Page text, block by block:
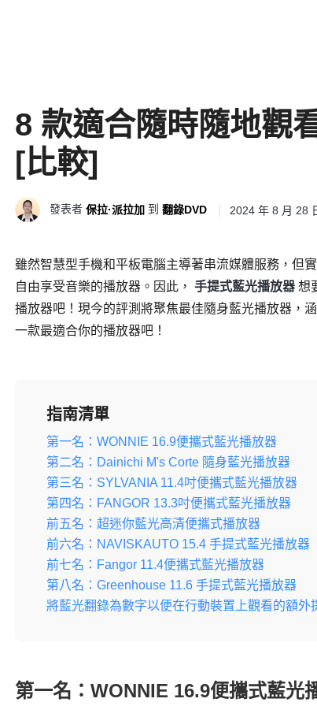
8 款適合隨時隨地觀
[比較]
發表者 保拉·派拉加 到 翻錄DVD 2024 年 8 月 28
雖然智慧型手機和平板電腦主導著串流媒體服務，但
自由享受音樂的播放器。因此， 手提式藍光播放器 想
播放器吧！現今的評測將聚焦最佳隨身藍光播放器，
一款最適合你的播放器吧！
指南清單
第一名：WONNIE 16.9便攜式藍光播放器
第二名：Dainichi M's Corte 隨身藍光播放器
第三名：SYLVANIA 11.4吋便攜式藍光播放器
第四名：FANGOR 13.3吋便攜式藍光播放器
前五名：超迷你藍光高清便攜式播放器
前六名：NAVISKAUTO 15.4 手提式藍光播放器
前七名：Fangor 11.4便攜式藍光播放器
第八名：Greenhouse 11.6 手提式藍光播放器
將藍光翻錄為數字以便在行動裝置上觀看的額外
第一名：WONNIE 16.9便攜式藍光